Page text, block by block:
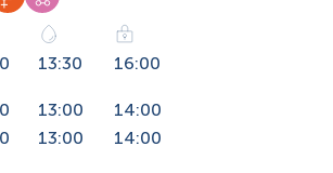
13:30 16:00
13:00 14:00
13:00 14:00